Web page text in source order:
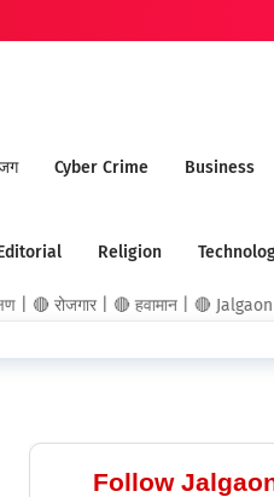
Cyber Crime Business
Religion
| 🔴 हवामान | 🔴 Jalgaon News
Follow